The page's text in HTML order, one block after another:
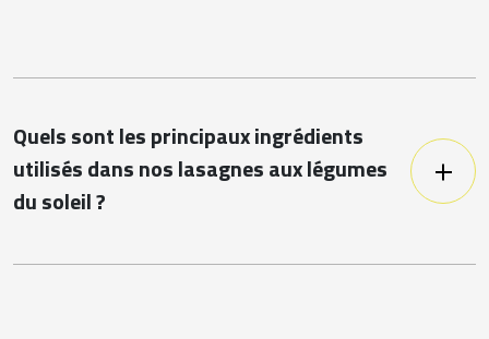
Quels sont les principaux ingrédients
utilisés dans nos lasagnes aux légumes
du soleil ?
de lentilles corail précuites,